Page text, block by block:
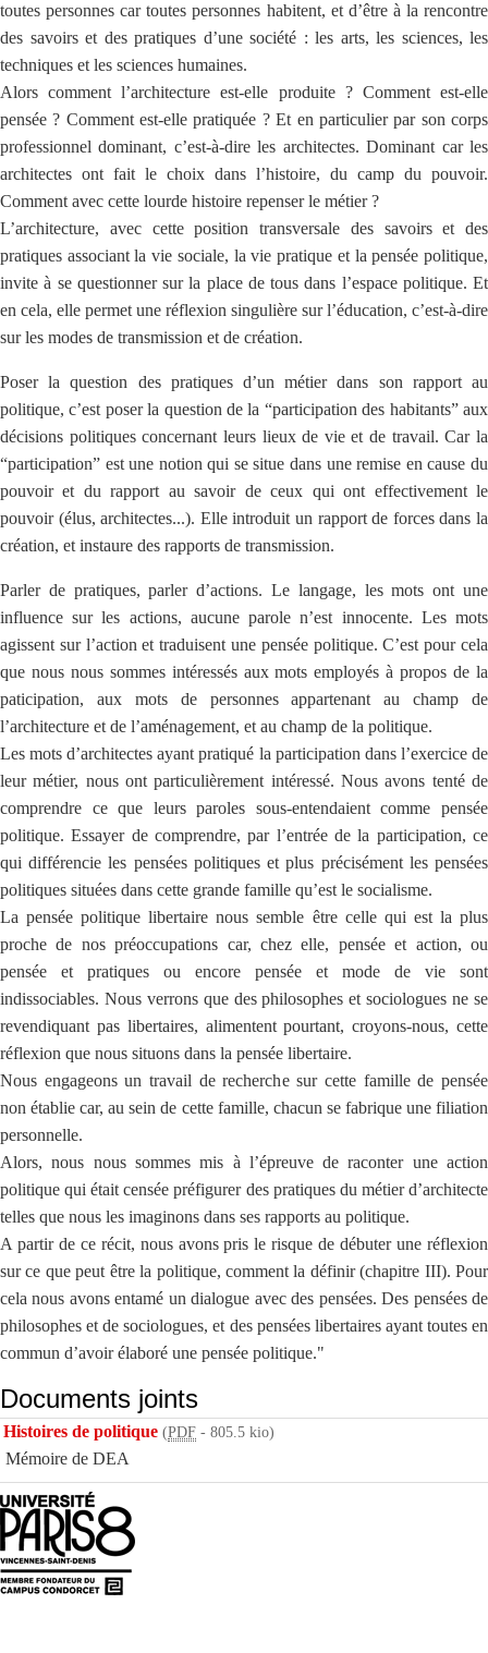
toutes personnes car toutes personnes habitent, et d’être à la rencontre
des savoirs et des pratiques d’une société : les arts, les sciences, les
techniques et les sciences humaines.
Alors comment l’architecture est-elle produite ? Comment est-elle
pensée ? Comment est-elle pratiquée ? Et en particulier par son corps
professionnel dominant, c’est-à-dire les architectes. Dominant car les
architectes ont fait le choix dans l’histoire, du camp du pouvoir.
Comment avec cette lourde histoire repenser le métier ?
L’architecture, avec cette position transversale des savoirs et des
pratiques associant la vie sociale, la vie pratique et la pensée politique,
invite à se questionner sur la place de tous dans l’espace politique. Et
en cela, elle permet une réflexion singulière sur l’éducation, c’est-à-dire
sur les modes de transmission et de création.
Poser la question des pratiques d’un métier dans son rapport au
politique, c’est poser la question de la “participation des habitants” aux
décisions politiques concernant leurs lieux de vie et de travail. Car la
“participation” est une notion qui se situe dans une remise en cause du
pouvoir et du rapport au savoir de ceux qui ont effectivement le
pouvoir (élus, architectes...). Elle introduit un rapport de forces dans la
création, et instaure des rapports de transmission.
Parler de pratiques, parler d’actions. Le langage, les mots ont une
influence sur les actions, aucune parole n’est innocente. Les mots
agissent sur l’action et traduisent une pensée politique. C’est pour cela
que nous nous sommes intéressés aux mots employés à propos de la
paticipation, aux mots de personnes appartenant au champ de
l’architecture et de l’aménagement, et au champ de la politique.
Les mots d’architectes ayant pratiqué la participation dans l’exercice de
leur métier, nous ont particulièrement intéressé. Nous avons tenté de
comprendre ce que leurs paroles sous-entendaient comme pensée
politique. Essayer de comprendre, par l’entrée de la participation, ce
qui différencie les pensées politiques et plus précisément les pensées
politiques situées dans cette grande famille qu’est le socialisme.
La pensée politique libertaire nous semble être celle qui est la plus
proche de nos préoccupations car, chez elle, pensée et action, ou
pensée et pratiques ou encore pensée et mode de vie sont
indissociables. Nous verrons que des philosophes et sociologues ne se
revendiquant pas libertaires, alimentent pourtant, croyons-nous, cette
réflexion que nous situons dans la pensée libertaire.
Nous engageons un travail de recherche sur cette famille de pensée
non établie car, au sein de cette famille, chacun se fabrique une filiation
personnelle.
Alors, nous nous sommes mis à l’épreuve de raconter une action
politique qui était censée préfigurer des pratiques du métier d’architecte
telles que nous les imaginons dans ses rapports au politique.
A partir de ce récit, nous avons pris le risque de débuter une réflexion
sur ce que peut être la politique, comment la définir (chapitre III). Pour
cela nous avons entamé un dialogue avec des pensées. Des pensées de
philosophes et de sociologues, et des pensées libertaires ayant toutes en
commun d’avoir élaboré une pensée politique."
Documents joints
Histoires de politique (PDF -805.5 kio)
Mémoire de DEA